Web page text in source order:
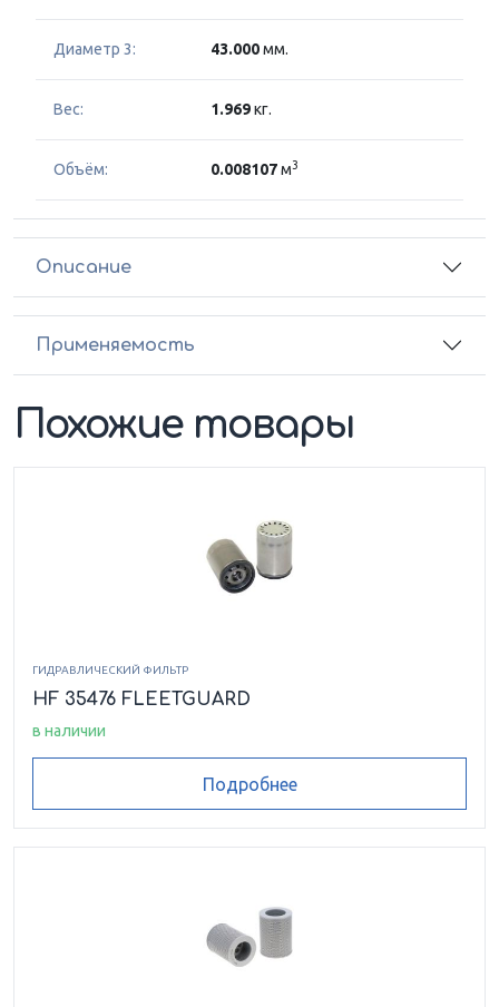
Диаметр 3: 43.000мм.
Вес: 1.969кг.
Объём: 0.008107м3
Описание
Применяемость
Похожие товары
ГИДРАВЛИЧЕСКИЙ ФИЛЬТР
HF 35476 FLEETGUARD
в наличии
Подробнее